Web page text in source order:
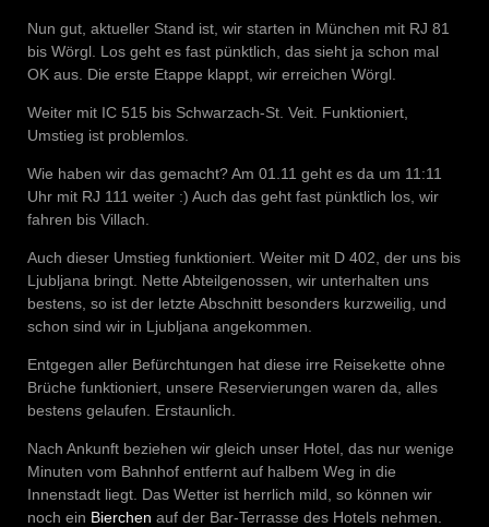
Nun gut, aktueller Stand ist, wir starten in München mit RJ 81
bis Wörgl. Los geht es fast pünktlich, das sieht ja schon mal
OK aus. Die erste Etappe klappt, wir erreichen Wörgl.
Weiter mit IC 515 bis Schwarzach-St. Veit. Funktioniert,
Umstieg ist problemlos.
Wie haben wir das gemacht? Am 01.11 geht es da um 11:11
Uhr mit RJ 111 weiter :) Auch das geht fast pünktlich los, wir
fahren bis Villach.
Auch dieser Umstieg funktioniert. Weiter mit D 402, der uns bis
Ljubljana bringt. Nette Abteilgenossen, wir unterhalten uns
bestens, so ist der letzte Abschnitt besonders kurzweilig, und
schon sind wir in Ljubljana angekommen.
Entgegen aller Befürchtungen hat diese irre Reisekette ohne
Brüche funktioniert, unsere Reservierungen waren da, alles
bestens gelaufen. Erstaunlich.
Nach Ankunft beziehen wir gleich unser Hotel, das nur wenige
Minuten vom Bahnhof entfernt auf halbem Weg in die
Innenstadt liegt. Das Wetter ist herrlich mild, so können wir
noch ein Bierchen auf der Bar-Terrasse des Hotels nehmen.